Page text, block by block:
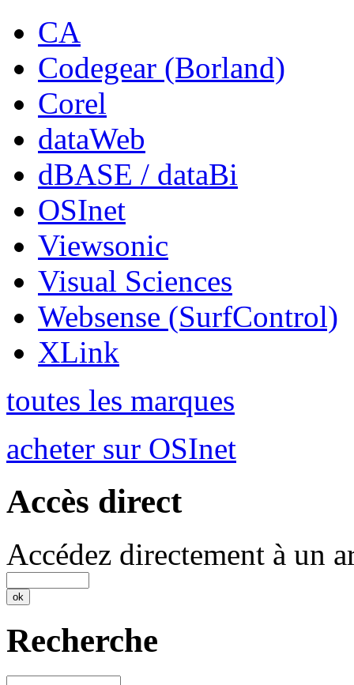
CA
Codegear (Borland)
Corel
dataWeb
dBASE / dataBi
OSInet
Viewsonic
Visual Sciences
Websense (SurfControl)
XLink
toutes les marques
acheter sur OSInet
Accès direct
Accédez directement à un
Recherche